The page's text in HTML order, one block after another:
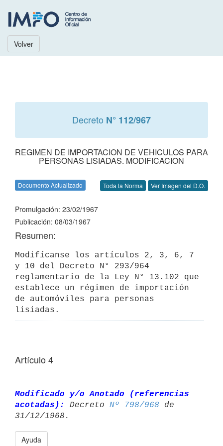
Volver
Decreto N° 112/967
REGIMEN DE IMPORTACION DE VEHICULOS PARA
PERSONAS LISIADAS. MODIFICACION
Documento Actualizado Toda la Norma Ver Imagen del D.O.
Promulgación: 23/02/1967
Publicación: 08/03/1967
Resumen:
Modifícanse los artículos 2, 3, 6, 7
y 10 del Decreto N° 293/964
reglamentario de la Ley N° 13.102 que
establece un régimen de importación
de automóviles para personas
lisiadas.
Artículo 4
Modificado y/o Anotado (referencias
acotadas):
Decreto Nº 798/968 de
Ayuda